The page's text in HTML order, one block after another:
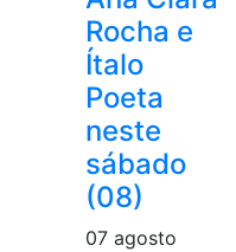
Rocha e
Ítalo
Poeta
neste
sábado
(08)
07 agosto